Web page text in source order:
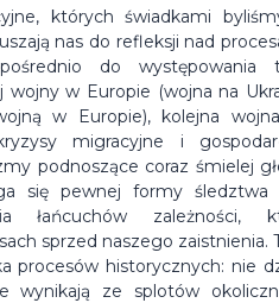
których świadkami
nas do refleksji nad
do występowania
wojny w Europie (wojna na
w Europie), kolejna
migracyjne i
podnoszące coraz śmielej
się pewnej formy śledztwa
łańcuchów zależności,
sprzed naszego zaistnienia.
procesów historycznych: nie
wynikają ze splotów